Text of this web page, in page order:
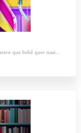
que bebê quer nasc...